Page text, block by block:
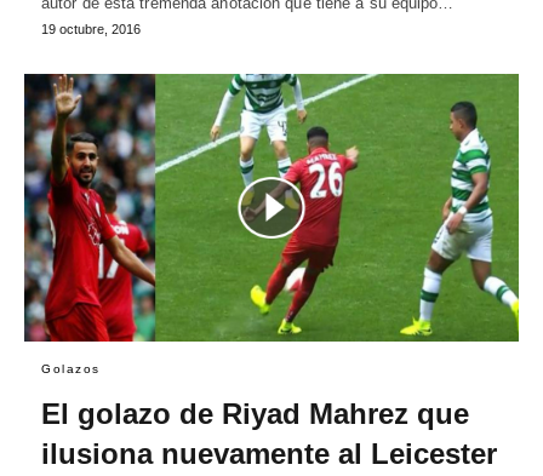
19 octubre, 2016
Golazos
El golazo de Riyad Mahrez que
ilusiona nuevamente al Leicester